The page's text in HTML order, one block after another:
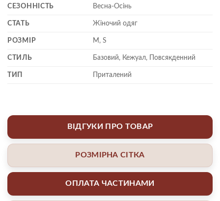
СЕЗОННІСТЬ Весна-Осінь
СТАТЬ Жіночий одяг
РОЗМІР M, S
СТИЛЬ Базовий, Кежуал, Повсякденний
ТИП Приталений
ВІДГУКИ ПРО ТОВАР
РОЗМІРНА СІТКА
ОПЛАТА ЧАСТИНАМИ